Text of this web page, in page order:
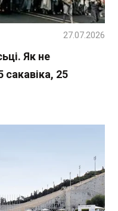
Як не
сакавіка, 25
27.07.2026